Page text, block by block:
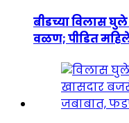
बीडच्या विलास
वळण; पीडित